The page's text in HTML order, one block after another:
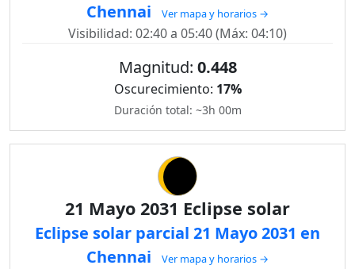
Chennai
Ver mapa y horarios →
Visibilidad: 02:40 a 05:40 (Máx: 04:10)
Magnitud: 0.448
Oscurecimiento: 17%
Duración total: ~3h 00m
21 Mayo 2031 Eclipse solar
Eclipse solar parcial 21 Mayo 2031 en
Chennai
Ver mapa y horarios →